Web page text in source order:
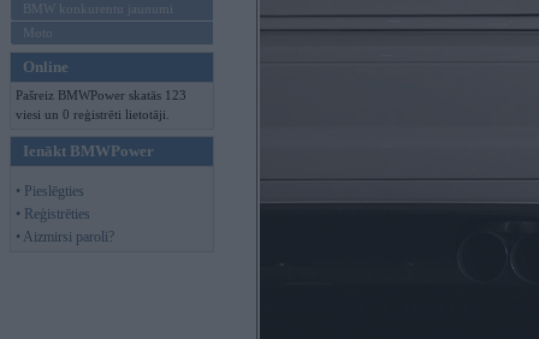
BMW konkurentu jaunumi
Moto
Online
Pašreiz BMWPower skatās 123
viesi un 0 reģistrēti lietotāji.
Ienākt BMWPower
• Pieslēgties
• Reģistrēties
• Aizmirsi paroli?